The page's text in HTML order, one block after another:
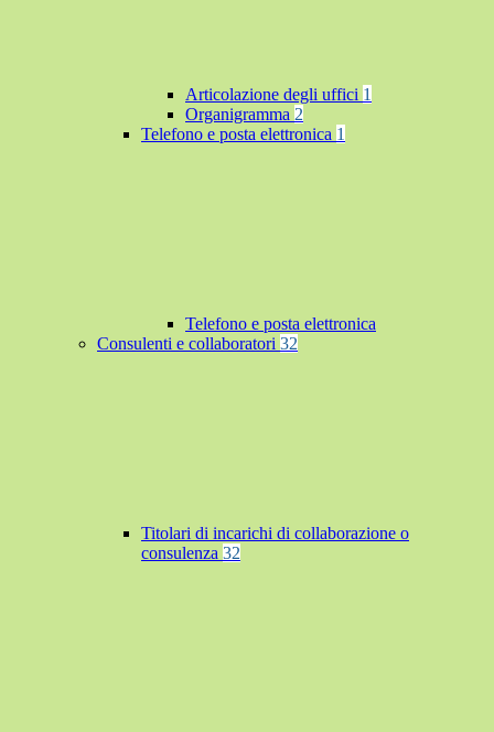
Articolazione degli uffici 1
Organigramma 2
Telefono e posta elettronica 1
Telefono e posta elettronica
Consulenti e collaboratori 32
Titolari di incarichi di collaborazione o
consulenza 32